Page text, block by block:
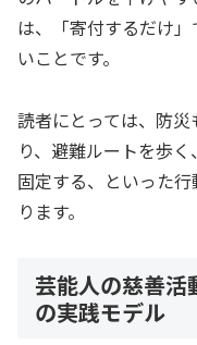
は、「寄付するだけ
いことです。
読者にとっては、防
り、避難ルートを歩
固定する、といった
ります。
芸能人の慈善活
の実践モデル